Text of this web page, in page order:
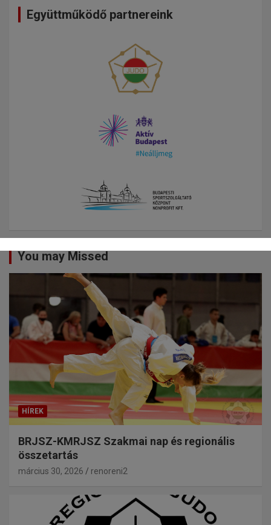
Együttműködő partnereink
You may Missed
HÍREK
BRJSZ-KMRJSZ Szakmai nap és regionális
összetartás
március 30, 2026 renoreni2